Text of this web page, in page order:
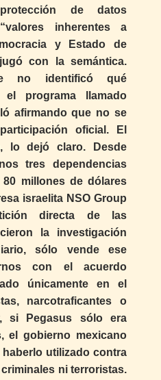
de datos
inherentes a
y Estado de
con la semántica.
no identificó qué
el programa llamado
afirmando que no se
oficial. El
lo dejó claro. Desde
tres dependencias
millones de dólares
israelita NSO Group
directa de las
la investigación
sólo vende ese
con el acuerdo
únicamente en el
narcotraficantes o
si Pegasus sólo era
el gobierno mexicano
utilizado contra
ni terroristas.